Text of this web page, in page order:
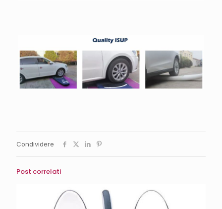
Condividere
Post correlati